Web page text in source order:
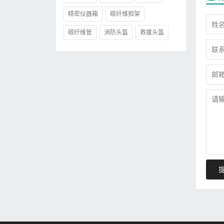
精密仪器箱 碳纤维担架
碳纤维管 消防头盔 救援头盔